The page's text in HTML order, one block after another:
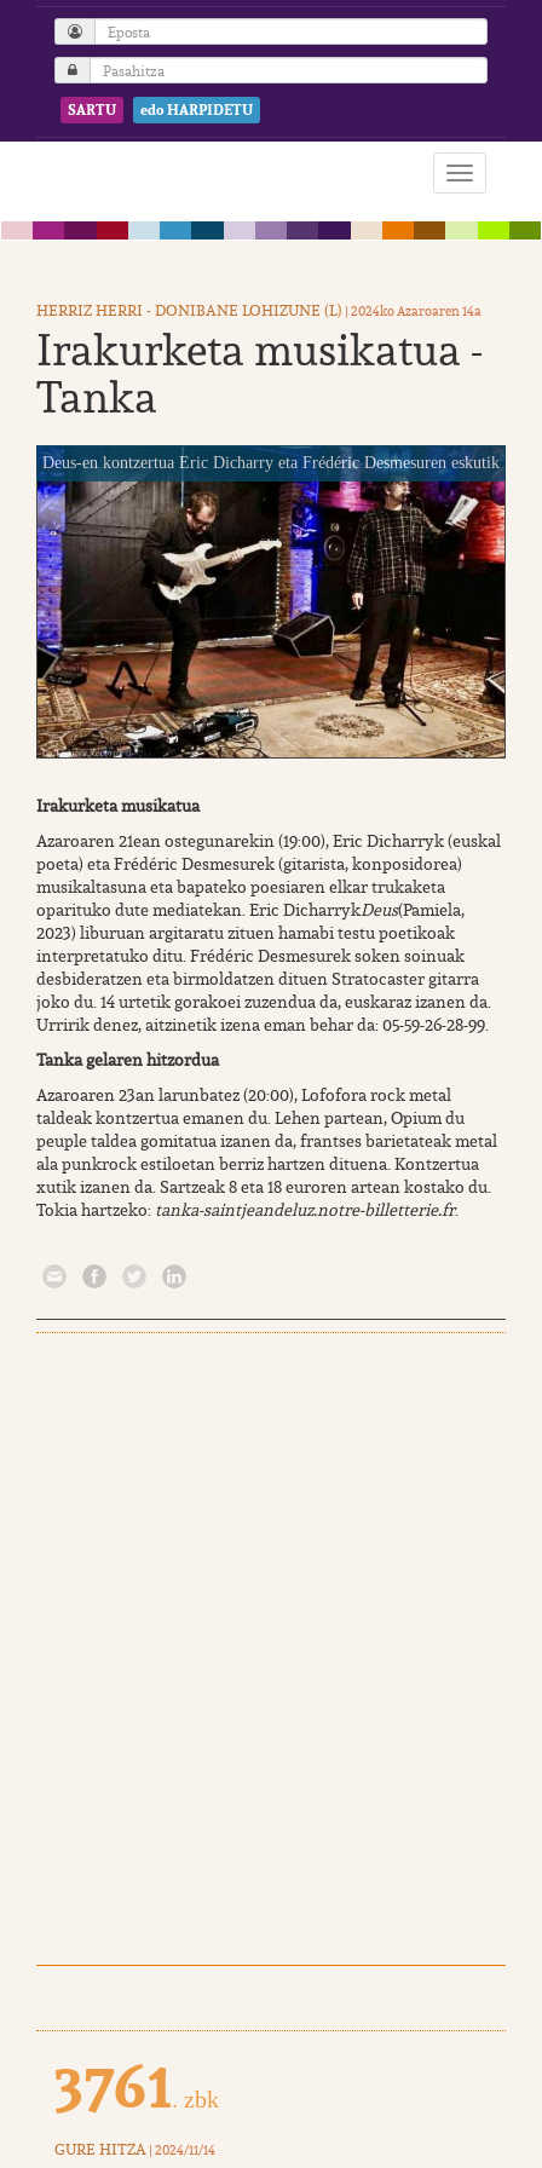
SARTU edo HARPIDETU
HERRIZ HERRI - DONIBANE LOHIZUNE (L) | 2024ko Azaroaren 14a
Irakurketa musikatua -
Tanka
Deus-en kontzertua Eric Dicharry eta Frédéric Desmesuren eskutik
Irakurketa musikatua
Azaroaren 21ean ostegunarekin (19:00), Eric Dicharryk (euskal
poeta) eta Frédéric Desmesurek (gitarista, konposidorea)
musikaltasuna eta bapateko poesiaren elkar trukaketa
oparituko dute mediatekan. Eric DicharrykDeus(Pamiela,
2023) liburuan argitaratu zituen hamabi testu poetikoak
interpretatuko ditu. Frédéric Desmesurek soken soinuak
desbideratzen eta birmoldatzen dituen Stratocaster gitarra
joko du. 14 urtetik gorakoei zuzendua da, euskaraz izanen da.
Urririk denez, aitzinetik izena eman behar da: 05-59-26-28-99.
Tanka gelaren hitzordua
Azaroaren 23an larunbatez (20:00), Lofofora rock metal
taldeak kontzertua emanen du. Lehen partean, Opium du
peuple taldea gomitatua izanen da, frantses barietateak metal
ala punkrock estiloetan berriz hartzen dituena. Kontzertua
xutik izanen da. Sartzeak 8 eta 18 euroren artean kostako du.
Tokia hartzeko: tanka-saintjeandeluz.notre-billetterie.fr.
3761. zbk
GURE HITZA | 2024/11/14